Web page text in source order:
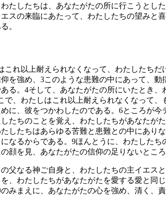
たしたちは、あなたがたの所に行こうとし
スの来臨にあたって、わたしたちの望みと
。
これ以上耐えられなくなって、わたしたちだ
を強め、 3このような患難の中にあって、
る。 4そして、あなたがたの所にいたとき
で、わたしはこれ以上耐えられなくなって
に、彼をつかわしたのである。 6ところが今
たちのことを覚え、わたしたちがあなたが
したちはあらゆる苦難と患難との中にあり
なるからである。 9ほんとうに、わたしたち
顔を見、あなたがたの信仰の足りないとこ
父なる神ご自身と、わたしたちの主イエス
、わたしたちがあなたがたを愛する愛と同
みまえに、あなたがたの心を強め、清く、